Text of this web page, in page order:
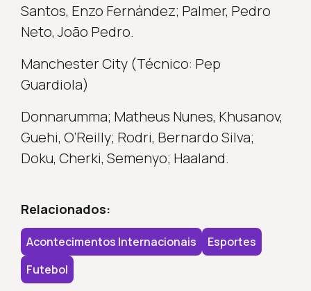
Santos, Enzo Fernández; Palmer, Pedro
Neto, João Pedro.
Manchester City (Técnico: Pep
Guardiola)
Donnarumma; Matheus Nunes, Khusanov,
Guehi, O’Reilly; Rodri, Bernardo Silva;
Doku, Cherki, Semenyo; Haaland.
Relacionados:
Acontecimentos Internacionais
Esportes
Futebol